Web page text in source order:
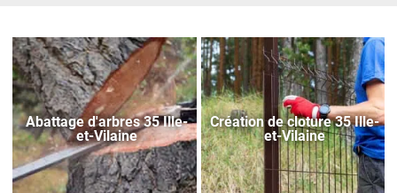
Abattage d'arbres 35 Ille-
et-Vilaine
Création de cloture 35 Ille-
et-Vilaine